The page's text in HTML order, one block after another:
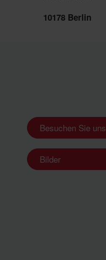
10178 Berlin
Besuchen Sie uns
Bilder